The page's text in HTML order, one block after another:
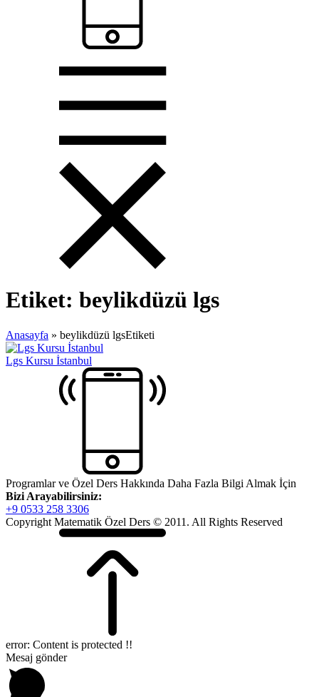
Etiket: beylikdüzü lgs
Anasayfa » beylikdüzü lgsEtiketi
Lgs Kursu İstanbul
Programlar ve Özel Ders Hakkında Daha Fazla Bilgi Almak İçin
Bizi Arayabilirsiniz:
+9 0533 258 3306
Copyright Matematik Özel Ders © 2011. All Rights Reserved
error: Content is protected !!
Mesaj gönder